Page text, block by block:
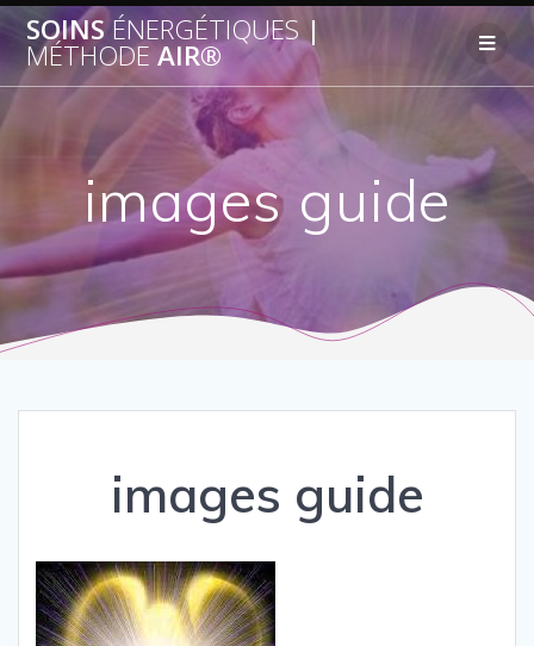
SOINSÉNERGÉTIQUES|
MÉTHODEAIR®
images guide
images guide